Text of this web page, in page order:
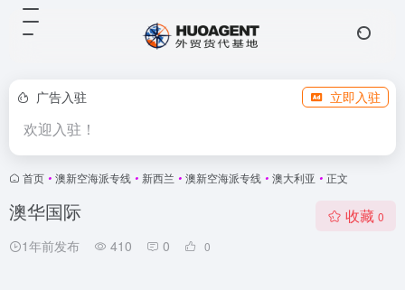
广告入驻 立即入驻
欢迎入驻！
首页 • 澳新空海派专线 • 新西兰 • 澳新空海派专线 • 澳大利亚 • 正文
澳华国际
1年前发布 410 0 0
收藏 0